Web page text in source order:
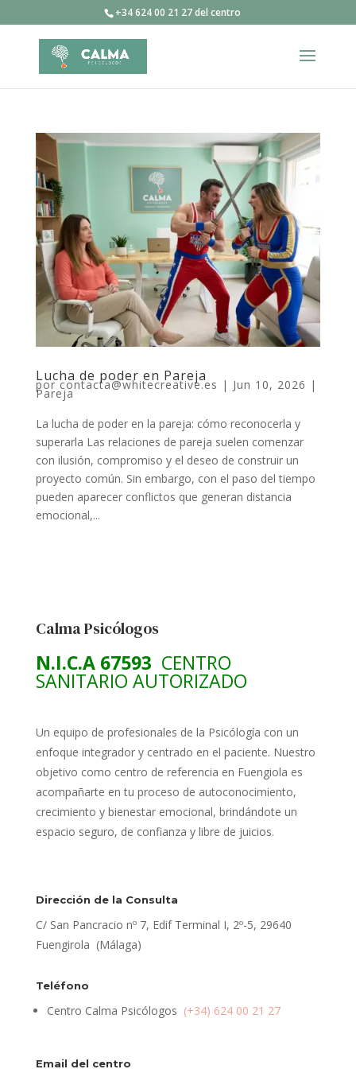
+34 624 00 21 27 del centro
Lucha de poder en Pareja
porcontacta@whitecreative.es | Jun 10, 2026 |
Pareja
La lucha de poder en la pareja: cómo reconocerla y
superarla Las relaciones de pareja suelen comenzar
con ilusión, compromiso y el deseo de construir un
proyecto común. Sin embargo, con el paso del tiempo
pueden aparecer conflictos que generan distancia
emocional,...
Calma Psicólogos
N.I.C.A 67593 CENTRO
SANITARIO AUTORIZADO
Un equipo de profesionales de la Psicólogía con un
enfoque integrador y centrado en el paciente. Nuestro
objetivo como centro de referencia en Fuengiola es
acompañarte en tu proceso de autoconocimiento,
crecimiento y bienestar emocional, brindándote un
espacio seguro, de confianza y libre de juicios.
Dirección de la Consulta
C/ San Pancracio nº 7, Edif Terminal I, 2º-5, 29640
Fuengirola (Málaga)
Teléfono
Centro Calma Psicólogos (+34) 624 00 21 27
Email del centro